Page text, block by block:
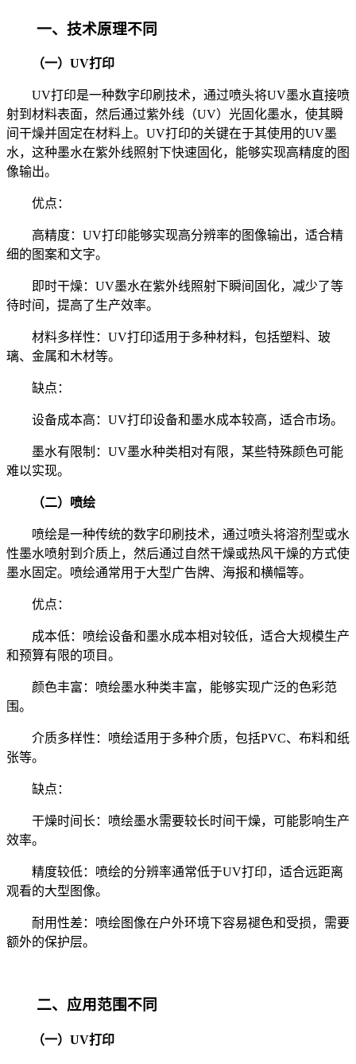
一、技术原理不同
（一）UV打印
UV打印是一种数字印刷技术，通过喷头将UV墨水直接喷
射到材料表面，然后通过紫外线（UV）光固化墨水，使其瞬
间干燥并固定在材料上。UV打印的关键在于其使用的UV墨
水，这种墨水在紫外线照射下快速固化，能够实现高精度的图
像输出。
优点：
高精度：UV打印能够实现高分辨率的图像输出，适合精
细的图案和文字。
即时干燥：UV墨水在紫外线照射下瞬间固化，减少了等
待时间，提高了生产效率。
材料多样性：UV打印适用于多种材料，包括塑料、玻
璃、金属和木材等。
缺点：
设备成本高：UV打印设备和墨水成本较高，适合市场。
墨水有限制：UV墨水种类相对有限，某些特殊颜色可能
难以实现。
（二）喷绘
喷绘是一种传统的数字印刷技术，通过喷头将溶剂型或水
性墨水喷射到介质上，然后通过自然干燥或热风干燥的方式使
墨水固定。喷绘通常用于大型广告牌、海报和横幅等。
优点：
成本低：喷绘设备和墨水成本相对较低，适合大规模生产
和预算有限的项目。
颜色丰富：喷绘墨水种类丰富，能够实现广泛的色彩范
围。
介质多样性：喷绘适用于多种介质，包括PVC、布料和纸
张等。
缺点：
干燥时间长：喷绘墨水需要较长时间干燥，可能影响生产
效率。
精度较低：喷绘的分辨率通常低于UV打印，适合远距离
观看的大型图像。
耐用性差：喷绘图像在户外环境下容易褪色和受损，需要
额外的保护层。
二、应用范围不同
（一）UV打印